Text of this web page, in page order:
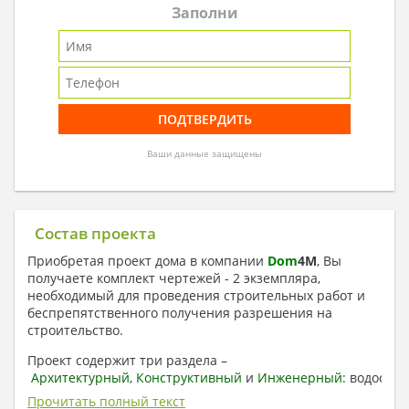
Заполни
Ваши данные защищены
Состав проекта
Приобретая проект дома в компании Dom4M, Вы
получаете комплект чертежей - 2 экземпляра,
необходимый для проведения строительных работ и
беспрепятственного получения разрешения на
строительство.
Проект содержит три раздела –
Архитектурный, Конструктивный и Инженерный:
отопление, вентиляция, канализация,
Прочитать полный текст